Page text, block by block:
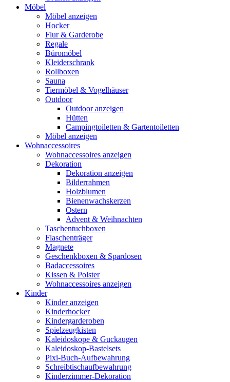
Möbel
Möbel anzeigen
Hocker
Flur & Garderobe
Regale
Büromöbel
Kleiderschrank
Rollboxen
Sauna
Tiermöbel & Vogelhäuser
Outdoor
Outdoor anzeigen
Hütten
Campingtoiletten & Gartentoiletten
Möbel anzeigen
Wohnaccessoires
Wohnaccessoires anzeigen
Dekoration
Dekoration anzeigen
Bilderrahmen
Holzblumen
Bienenwachskerzen
Ostern
Advent & Weihnachten
Taschentuchboxen
Flaschenträger
Magnete
Geschenkboxen & Spardosen
Badaccessoires
Kissen & Polster
Wohnaccessoires anzeigen
Kinder
Kinder anzeigen
Kinderhocker
Kindergarderoben
Spielzeugkisten
Kaleidoskope & Guckaugen
Kaleidoskop-Bastelsets
Pixi-Buch-Aufbewahrung
Schreibtischaufbewahrung
Kinderzimmer-Dekoration